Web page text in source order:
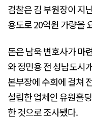
검찰은 김 부원장이 지
용도로 20억원 가량을
돈은 남욱 변호사가 마
와 정민용 전 성남도시
본부장에 수회에 걸쳐
설립한 업체인 유원홀
한 것으로 조사됐다.